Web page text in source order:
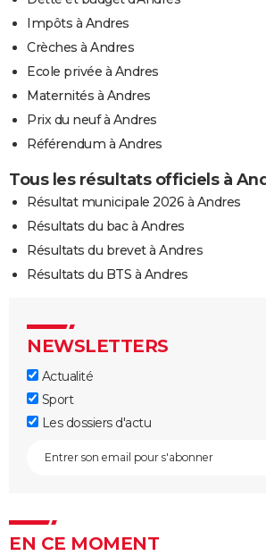
Impôts à Andres
Crèches à Andres
Ecole privée à Andres
Maternités à Andres
Prix du neuf à Andres
Référendum à Andres
Tous les résultats officiels à
Résultat municipale 2026 à Andres
Résultats du bac à Andres
Résultats du brevet à Andres
Résultats du BTS à Andres
NEWSLETTERS
Actualité
Sport
Les dossiers d'actu
EN CE MOMENT